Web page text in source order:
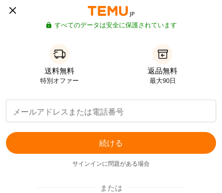
JP
すべてのデータは安全に保護されています
送料無料
特別オファー
返品無料
最大90日
続ける
サインインに問題がある場合
または